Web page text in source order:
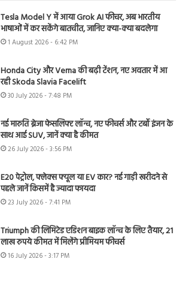
Tesla Model Y में आया Grok AI फीचर, अब भारतीय
भाषाओं में कर सकेंगे बातचीत, जानिए क्या-क्या बदलेगा
1 August 2026 - 6:42 PM
Honda City और Verna की बढ़ी टेंशन, नए अवतार में आ
रही Skoda Slavia Facelift
30 July 2026 - 7:48 PM
नई मारुति ब्रेजा फेसलिफ्ट लॉन्च, नए फीचर्स और टर्बो इंजन के
साथ आई SUV, जानें क्या है कीमत
26 July 2026 - 3:56 PM
E20 पेट्रोल, फ्लेक्स फ्यूल या EV कार? नई गाड़ी खरीदने से
पहले जानें किसमें है ज्यादा फायदा
23 July 2026 - 7:41 PM
Triumph की लिमिटेड एडिशन बाइक लॉन्च के लिए तैयार, 21
लाख रुपये कीमत में मिलेंगे प्रीमियम फीचर्स
16 July 2026 - 3:17 PM